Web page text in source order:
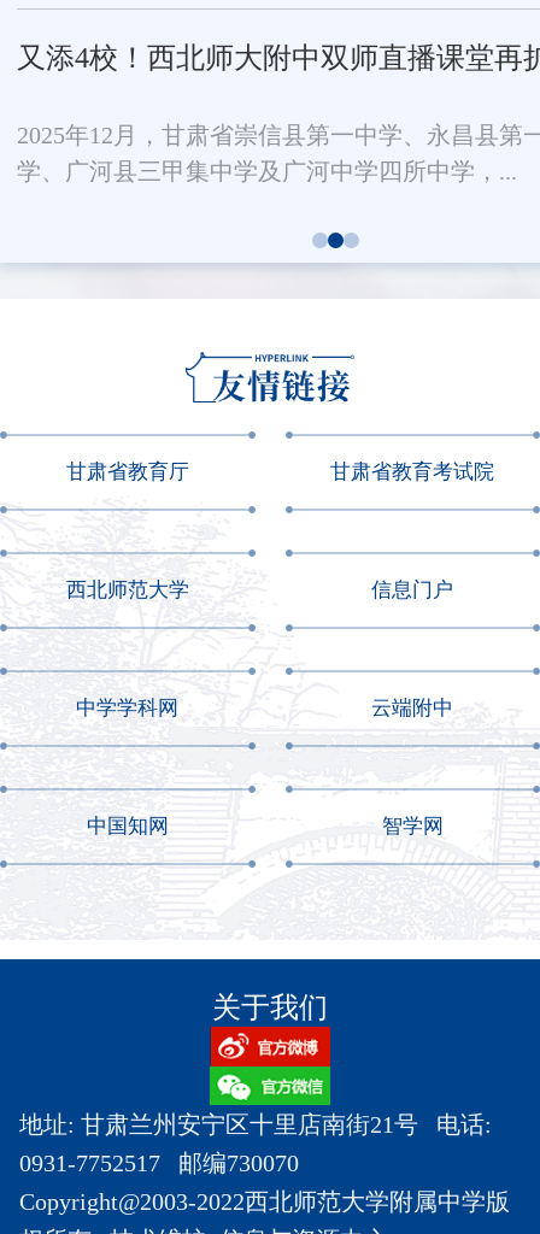
又添4校！西北师大附中双师直播课堂再
2025年12月，甘肃省崇信县第一中学、永昌县第
学、广河县三甲集中学及广河中学四所中学，...
甘肃省教育厅 甘肃省教育考试院
西北师范大学 信息门户
中学学科网 云端附中
中国知网 智学网
关于我们
地址: 甘肃兰州安宁区十里店南街21号 电话:
0931-7752517 邮编730070
Copyright@2003-2022西北师范大学附属中学版